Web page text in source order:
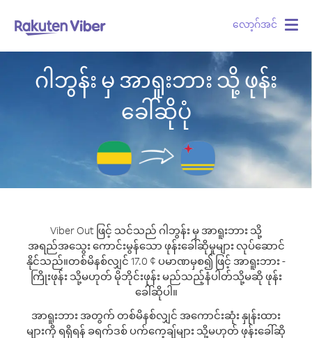
လော့ဂ်အင်
ဂါဘွန်း မှ အာရူးဘား သို့ ဖုန်း
ခေါ်ဆိုပုံ
Viber Out ဖြင့် သင်သည် ဂါဘွန်း မှ အာရူးဘား သို့
အရည်အသွေး ကောင်းမွန်သော ဖုန်းခေါ်ဆိုမှုများ လုပ်ဆောင်
နိုင်သည်။တစ်မိနစ်လျှင် 17.0 ¢ ပမာဏမှစ၍ ဖြင့် အာရူးဘား -
ကြိုးဖုန်း သို့မဟုတ် မိုဘိုင်းဖုန်း မည်သည့်နံပါတ်သို့မဆို ဖုန်း
ခေါ်ဆိုပါ။
အာရူးဘား အတွက် တစ်မိနစ်လျှင် အကောင်းဆုံး နှုန်းထား
များကို ရရှိရန် ခရက်ဒစ် ပက်ကေ့ချ်များ သို့မဟုတ် ဖုန်းခေါ်ဆို